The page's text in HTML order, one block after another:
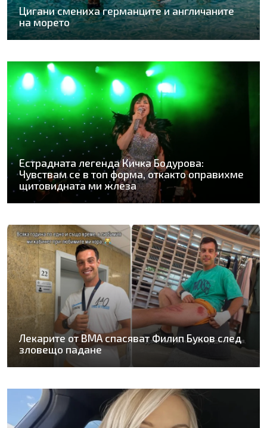
Цигани смениха германците и англичаните
на морето
Естрадната легенда Кичка Бодурова:
Чувствам се в топ форма, откакто оправихме
щитовидната ми жлеза
Лекарите от ВМА спасяват Филип Буков след
зловещо падане